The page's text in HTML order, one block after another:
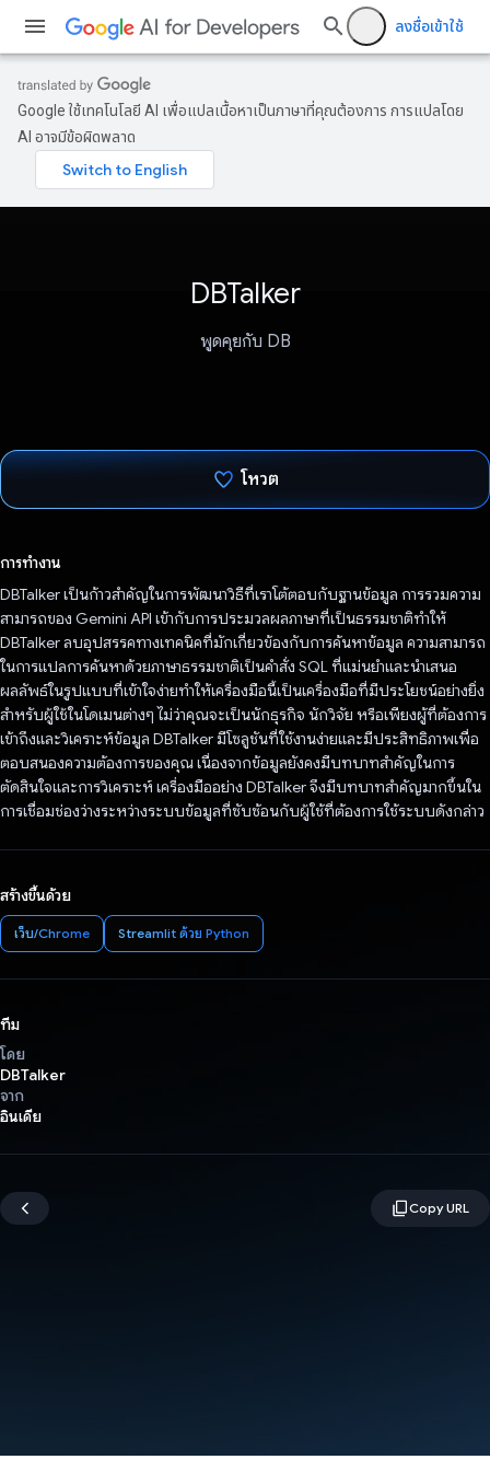
ลงชื่อเข้าใช้
Google ใช้เทคโนโลยี AI เพื่อแปลเนื้อหาเป็นภาษาที่คุณต้องการ การแปลโดย
AI อาจมีข้อผิดพลาด
DBTalker
พูดคุยกับ DB
โหวต
การทำงาน
DBTalker เป็นก้าวสำคัญในการพัฒนาวิธีที่เราโต้ตอบกับฐานข้อมูล การรวมความ
สามารถของ Gemini API เข้ากับการประมวลผลภาษาที่เป็นธรรมชาติทำให้
DBTalker ลบอุปสรรคทางเทคนิคที่มักเกี่ยวข้องกับการค้นหาข้อมูล ความสามารถ
ในการแปลการค้นหาด้วยภาษาธรรมชาติเป็นคำสั่ง SQL ที่แม่นยำและนำเสนอ
ผลลัพธ์ในรูปแบบที่เข้าใจง่ายทำให้เครื่องมือนี้เป็นเครื่องมือที่มีประโยชน์อย่างยิ่ง
สำหรับผู้ใช้ในโดเมนต่างๆ ไม่ว่าคุณจะเป็นนักธุรกิจ นักวิจัย หรือเพียงผู้ที่ต้องการ
เข้าถึงและวิเคราะห์ข้อมูล DBTalker มีโซลูชันที่ใช้งานง่ายและมีประสิทธิภาพเพื่อ
ตอบสนองความต้องการของคุณ เนื่องจากข้อมูลยังคงมีบทบาทสําคัญในการ
ตัดสินใจและการวิเคราะห์ เครื่องมืออย่าง DBTalker จึงมีบทบาทสําคัญมากขึ้นใน
การเชื่อมช่องว่างระหว่างระบบข้อมูลที่ซับซ้อนกับผู้ใช้ที่ต้องการใช้ระบบดังกล่าว
สร้างขึ้นด้วย
เว็บ/Chrome Streamlit ด้วย Python
ทีม
โดย
DBTalker
จาก
อินเดีย